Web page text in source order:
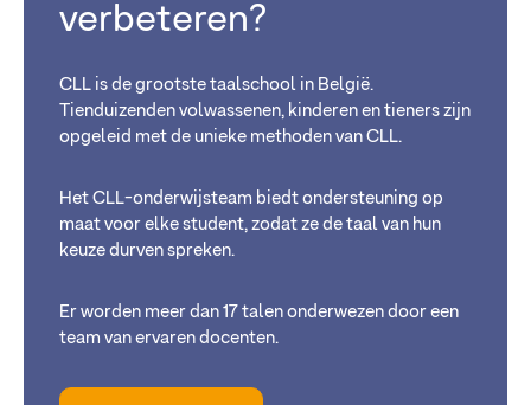
verbeteren?
CLL is de grootste taalschool in België.
Tienduizenden volwassenen, kinderen en tieners zijn
opgeleid met de unieke methoden van CLL.
Het CLL-onderwijsteam biedt ondersteuning op
maat voor elke student, zodat ze de taal van hun
keuze durven spreken.
Er worden meer dan 17 talen onderwezen door een
team van ervaren docenten.